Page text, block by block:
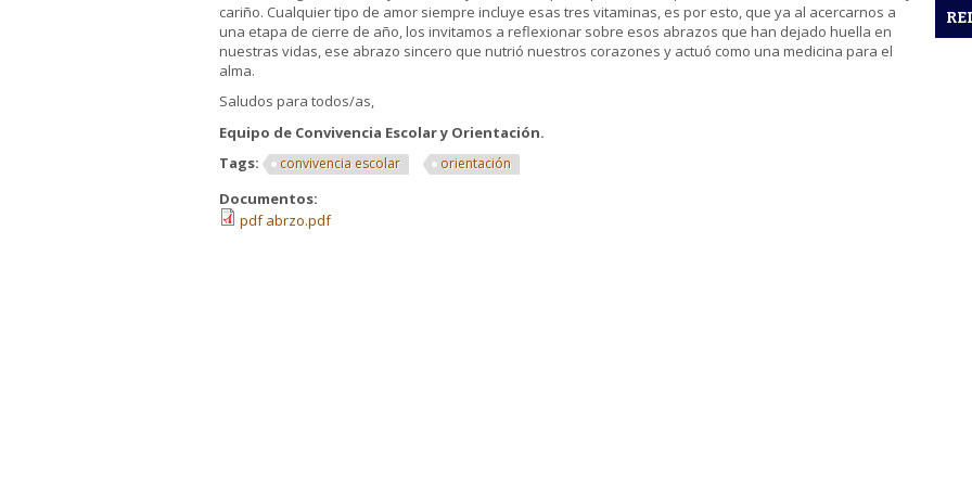
cariño. Cualquier tipo de amor siempre incluye esas tres vitaminas, es por esto, que ya al acercarnos a
una etapa de cierre de año, los invitamos a reflexionar sobre esos abrazos que han dejado huella en
nuestras vidas, ese abrazo sincero que nutrió nuestros corazones y actuó como una medicina para el
alma.
Saludos para todos/as,
Equipo de Convivencia Escolar y Orientación.
Tags:
convivencia escolar orientación
Documentos:
pdf abrzo.pdf